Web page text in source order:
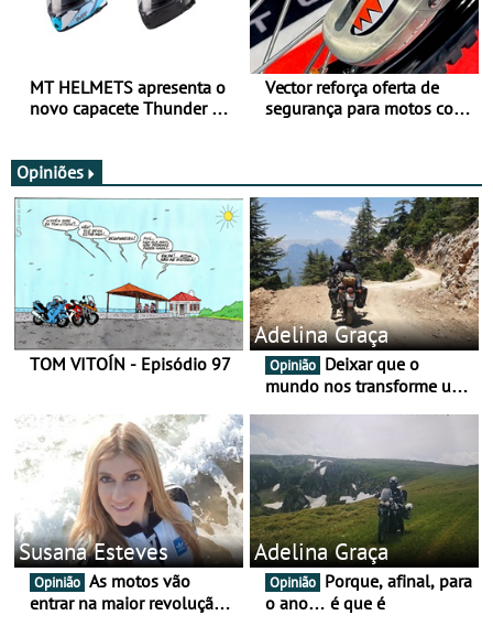
MT HELMETS apresenta o
novo capacete Thunder 4 R
Vector reforça oferta de
segurança para motos com
Opiniões
TOM VITOÍN - Episódio 97
Adelina Graça
Opinião
mundo nos transforme um
Susana Esteves
Opinião
entrar na maior revolução
Adelina Graça
Opinião
o ano… é que é